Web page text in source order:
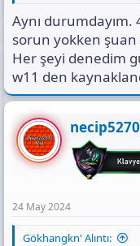
ediyorum.
Olası Sebepler
1-Windows 11 ve yer
2-Kasanın ön kısmına
soğutma radyatörü
3-Kasaölçülerinin küçük
4-Evin duvarındaki
olarak kullanmak
5-Windows Updatelerin
Bilgisayarım
arasında çalışıyor.
olabilir diye
Aynı
sorun yokken
Her şeyi denedim
w11 den
24 May 2024
Gökhangkn' Alıntı: